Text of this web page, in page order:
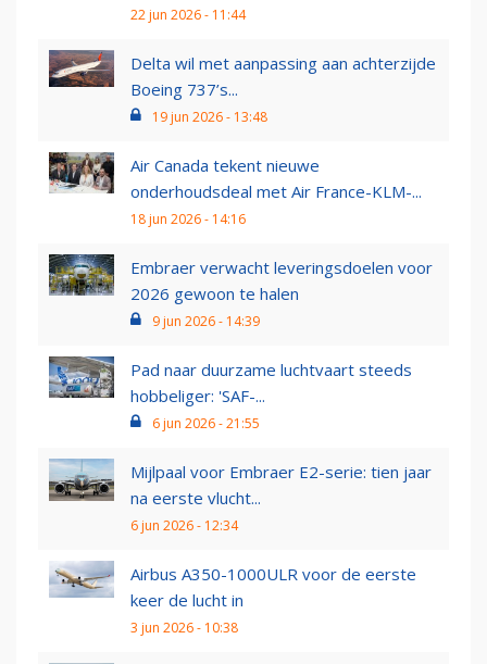
22 jun 2026 - 11:44
Delta wil met aanpassing aan achterzijde
Boeing 737’s...
19 jun 2026 - 13:48
Air Canada tekent nieuwe
onderhoudsdeal met Air France-KLM-...
18 jun 2026 - 14:16
Embraer verwacht leveringsdoelen voor
2026 gewoon te halen
9 jun 2026 - 14:39
Pad naar duurzame luchtvaart steeds
hobbeliger: 'SAF-...
6 jun 2026 - 21:55
Mijlpaal voor Embraer E2-serie: tien jaar
na eerste vlucht...
6 jun 2026 - 12:34
Airbus A350-1000ULR voor de eerste
keer de lucht in
3 jun 2026 - 10:38